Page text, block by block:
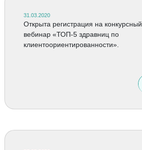
31.03.2020
Открыта регистрация на конкурсный
вебинар «ТОП-5 здравниц по
клиентоориентированности».